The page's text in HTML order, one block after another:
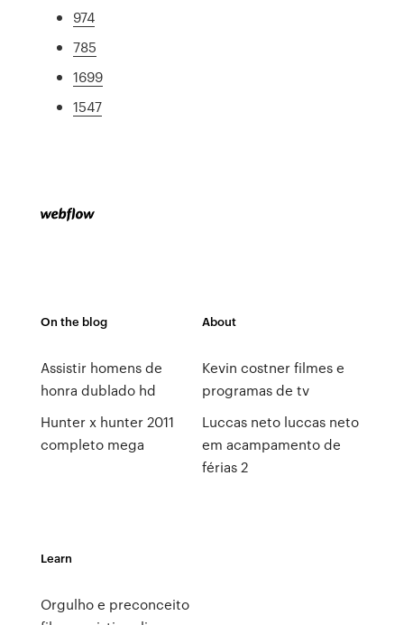
974
785
1699
1547
On the blog
Assistir homens de
honra dublado hd
Hunter x hunter 2011
completo mega
About
Kevin costner filmes e
programas de tv
Luccas neto luccas neto
em acampamento de
férias 2
Learn
Orgulho e preconceito